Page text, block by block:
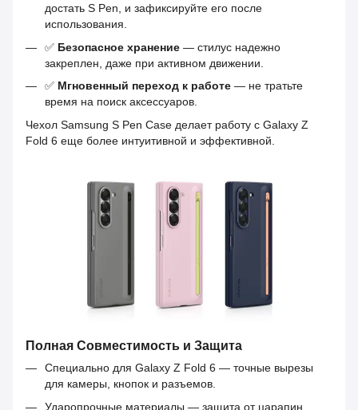
достать S Pen, и зафиксируйте его после
использования.
✅ Безопасное хранение — стилус надежно
закреплен, даже при активном движении.
✅ Мгновенный переход к работе — не тратьте
время на поиск аксессуаров.
Чехол Samsung S Pen Case делает работу с Galaxy Z
Fold 6 еще более интуитивной и эффективной.
Полная Совместимость и Защита
Специально для Galaxy Z Fold 6 — точные вырезы
для камеры, кнопок и разъемов.
Ударопрочные материалы — защита от царапин,